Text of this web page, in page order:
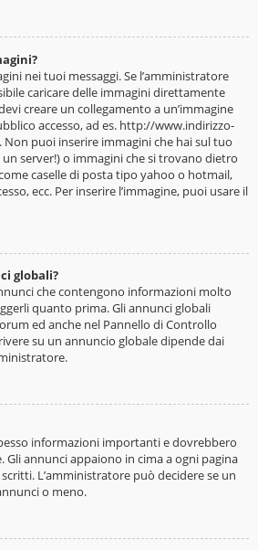
nei tuoi messaggi. Se l’amministratore
caricare delle immagini direttamente
creare un collegamento a un’immagine
accesso, ad es. http://www.indirizzo-
puoi inserire immagini che hai sul tuo
un server!) o immagini che si trovano dietro
caselle di posta tipo yahoo o hotmail,
ecc. Per inserire l’immagine, puoi usare il
globali?
che contengono informazioni molto
quanto prima. Gli annunci globali
ed anche nel Pannello di Controllo
su un annuncio globale dipende dai
informazioni importanti e dovrebbero
Gli annunci appaiono in cima a ogni pagina
L’amministratore può decidere se un
o meno.